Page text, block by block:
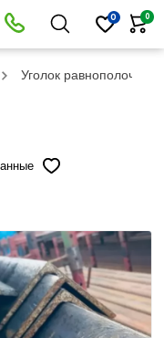
0 0
Уголок равнополочный